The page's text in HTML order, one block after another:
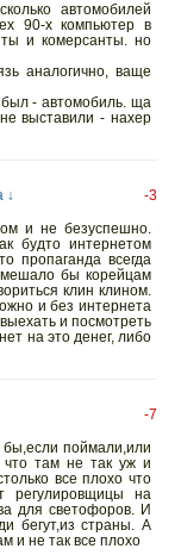
автомобилей
90-х компьютер в
и комерсанты. но
аналогично, ваще
- автомобиль. ща
выставили - нахер
↓
-3
и не безуспешно.
будто интернетом
пропаганда всегда
мешало бы корейцам
клин клином.
и без интернета
и посмотреть
на это денег, либо
-7
бы,если поймали,или
что там не так уж и
все плохо что
регулировщицы на
для светофоров. И
бегут,из страны. А
и не так все плохо